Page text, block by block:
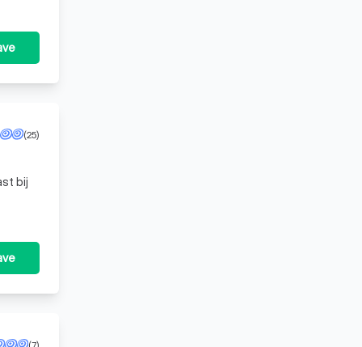
(25)
bij